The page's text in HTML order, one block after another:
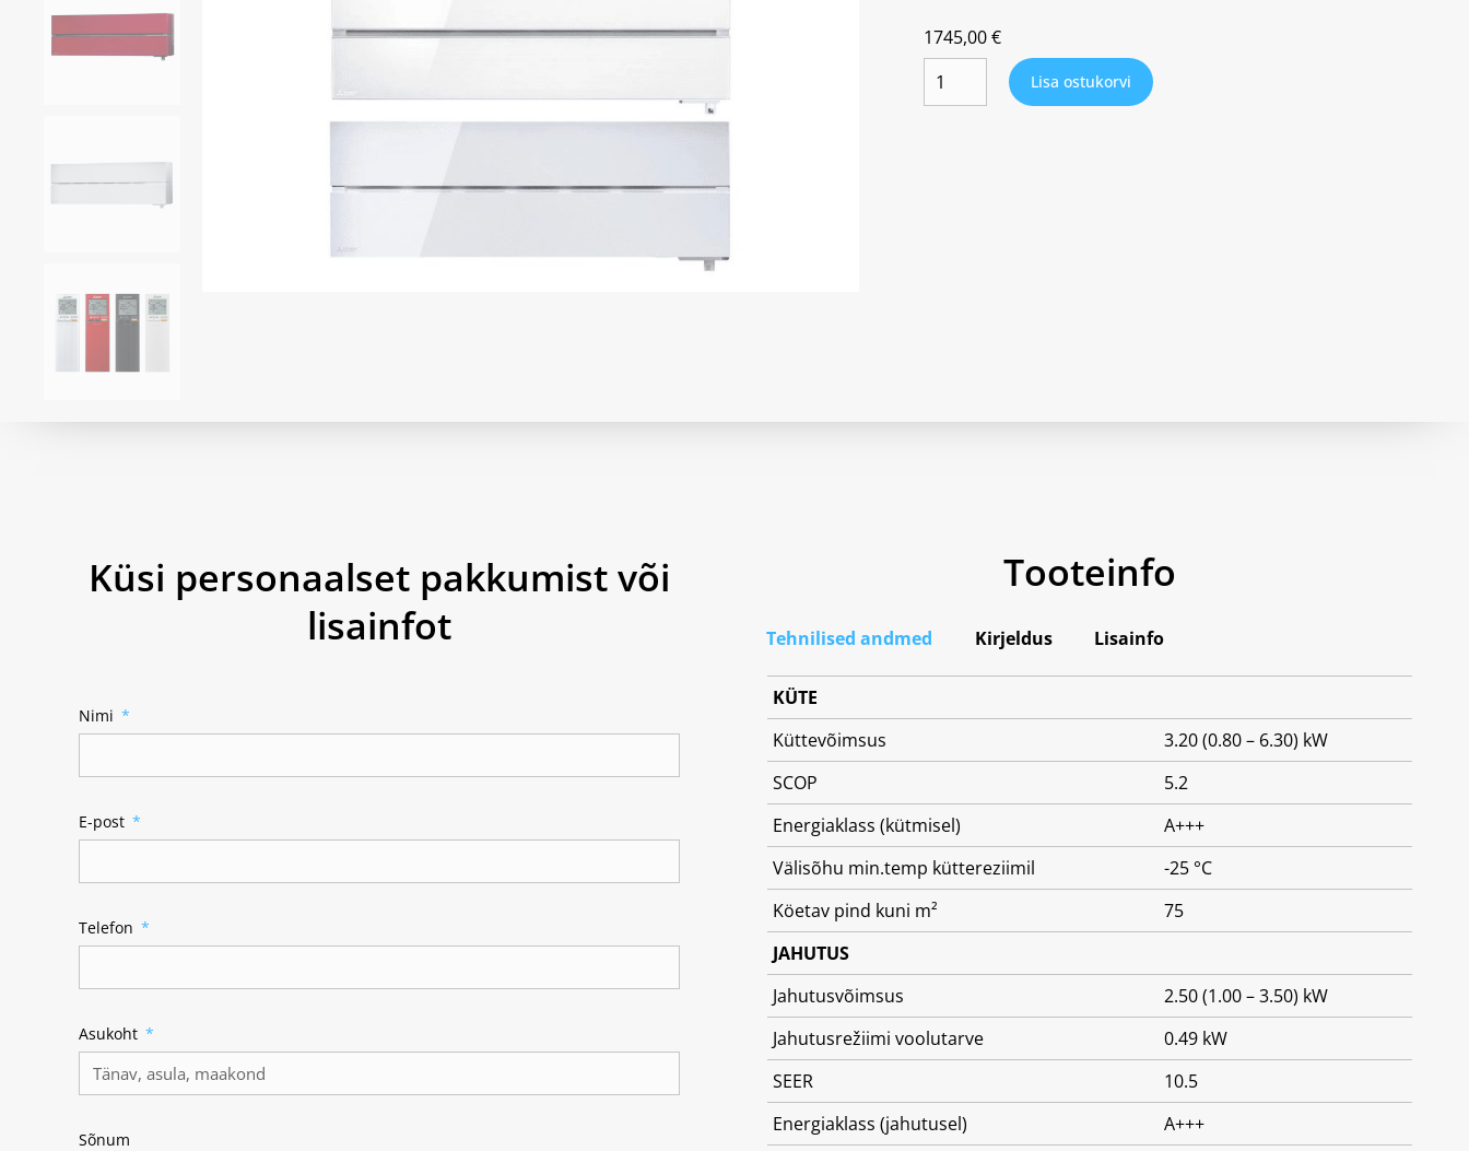
1745,00€
Lisa ostukorvi
Küsi personaalset pakkumist või
lisainfot
Nimi
E-post
Telefon
Asukoht
Sõnum
Tooteinfo
Tehnilised andmed Kirjeldus Lisainfo
KÜTE
Küttevõimsus
3.20 (0.80 – 6.30) kW
SCOP
5.2
Energiaklass (kütmisel)
A+++
Välisõhu min.temp küttereziimil
-25 °C
Köetav pind kuni m²
75
JAHUTUS
Jahutusvõimsus
2.50 (1.00 – 3.50) kW
Jahutusrežiimi voolutarve
0.49 kW
SEER
10.5
Energiaklass (jahutusel)
A+++